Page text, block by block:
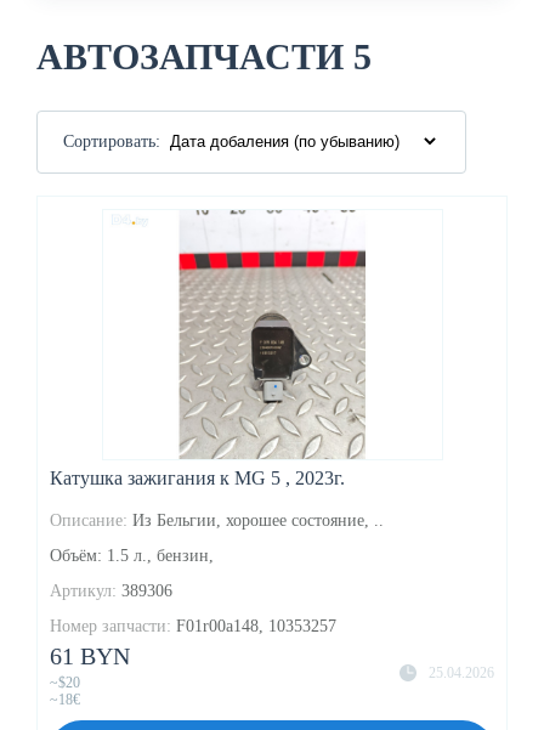
АВТОЗАПЧАСТИ 5
Сортировать:
Катушка зажигания к MG 5 , 2023г.
Описание: Из Бельгии, хорошее состояние, ..
Объём: 1.5 л., бензин,
Артикул: 389306
Номер запчасти: F01r00a148, 10353257
25.04.2026
61 BYN
~$20
~18€